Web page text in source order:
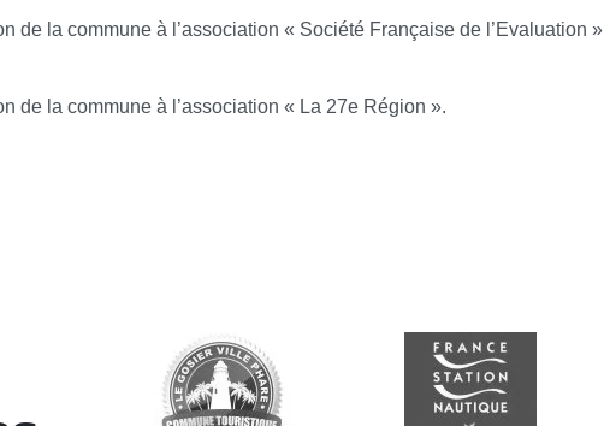
de la commune à l’association « Société Française de l’Evaluation »
de la commune à l’association « La 27e Région ».